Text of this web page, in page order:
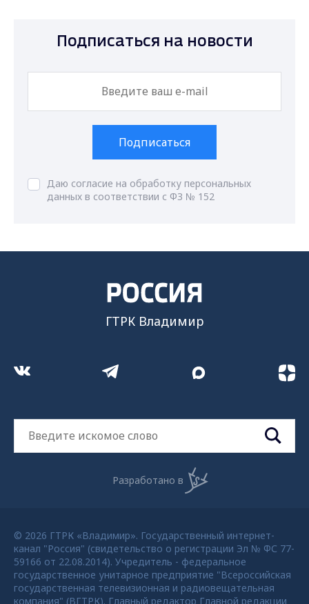
Подписаться на новости
Подписаться
Даю согласие на обработку персональных
данных в соответствии с ФЗ № 152
ГТРК Владимир
Разработано в
© 2026 ГТРК «Владимир». Государственный интернет-
канал "Россия" (свидетельство о регистрации Эл № ФС 77-
59166 от 22.08.2014). Учредитель - федеральное
государственное унитарное предприятие "Всероссийская
государственная телевизионная и радиовещательная
компания" (ВГТРК). Главный редактор Главной редакции